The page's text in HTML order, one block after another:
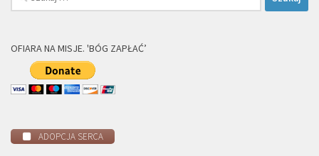
OFIARA NA MISJE. 'BÓG ZAPŁAĆ’
ADOPCJA SERCA